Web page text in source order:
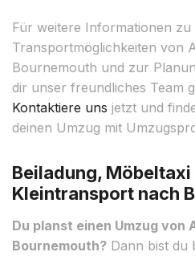
Für weitere Informationen zu
Transportmöglichkeiten von
Bournemouth und zur
dir unser freundliches Team
Kontaktiere uns jetzt und
deinen Umzug mit
Beiladung,
Kleintransport nach
Du planst einen Umzug von
Bournemouth? Dann bist du